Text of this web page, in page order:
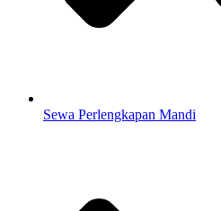
Sewa Perlengkapan Mandi